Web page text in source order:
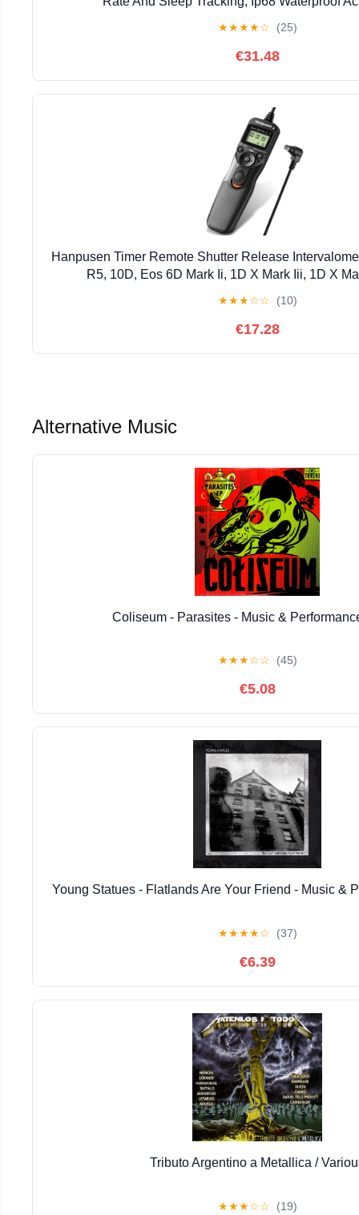
★★★★☆ (25)
€31.48
Hanpusen Timer Remote Shutter Release
R5, 10D, Eos 6D Mark Ii, 1D X Mark Iii, 1D X
★★★☆☆ (10)
€17.28
Alternative Music
Coliseum - Parasites - Music &
★★★☆☆ (45)
€5.08
Young Statues - Flatlands Are Your Friend - Music &
★★★★☆ (37)
€6.39
Tributo Argentino a Metallica /
★★★☆☆ (19)